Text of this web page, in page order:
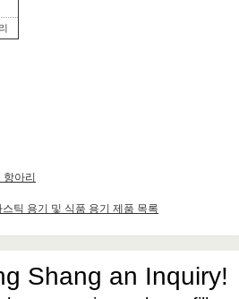
아리
틱 용기 및 식품 용기 제품 목록